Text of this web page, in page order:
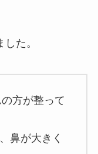
た。
方が整って
鼻が大きく